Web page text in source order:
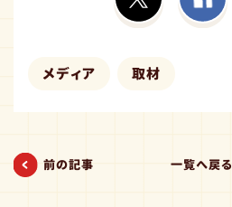
メディア 取材
前の記事 一覧へ戻る